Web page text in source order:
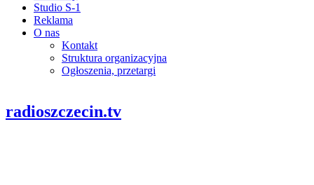
Studio S-1
Reklama
O nas
Kontakt
Struktura organizacyjna
Ogłoszenia, przetargi
radioszczecin.tv